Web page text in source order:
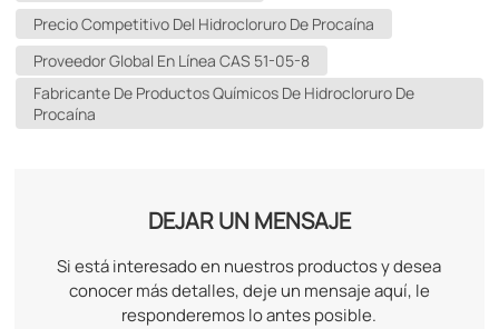
Precio Competitivo Del Hidrocloruro De Procaína
Proveedor Global En Línea CAS 51-05-8
Fabricante De Productos Químicos De Hidrocloruro De
Procaína
DEJAR UN MENSAJE
Si está interesado en nuestros productos y desea
conocer más detalles, deje un mensaje aquí, le
responderemos lo antes posible.